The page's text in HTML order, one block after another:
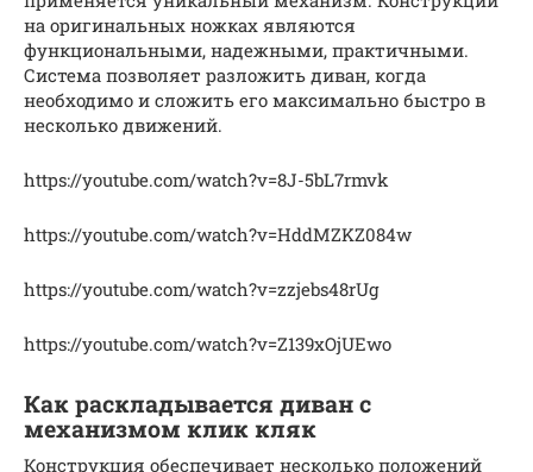
на оригинальных ножках являются
функциональными, надежными, практичными.
Система позволяет разложить диван, когда
необходимо и сложить его максимально быстро в
несколько движений.
https://youtube.com/watch?v=8J-5bL7rmvk
https://youtube.com/watch?v=HddMZKZ084w
https://youtube.com/watch?v=zzjebs48rUg
https://youtube.com/watch?v=Z139xOjUEwo
Как раскладывается диван с
механизмом клик кляк
Конструкция обеспечивает несколько положений